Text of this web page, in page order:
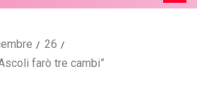
26
farò tre cambi”